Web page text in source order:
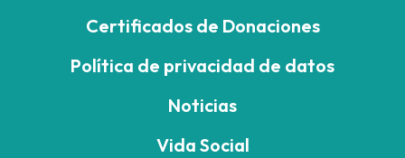
Certificados de Donaciones
Política de privacidad de datos
Noticias
Vida Social